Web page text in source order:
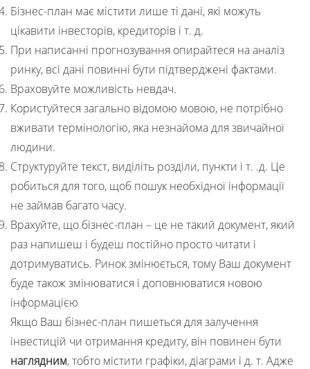
Бізнес-план має містити лише ті дані, які можуть
цікавити інвесторів, кредиторів і т. д.
При написанні прогнозування опирайтеся на аналіз
ринку, всі дані повинні бути підтверджені фактами.
Враховуйте можливість невдач.
Користуйтеся загально відомою мовою, не потрібно
вживати термінологію, яка незнайома для звичайної
людини.
Структуруйте текст, виділіть розділи, пункти і т. .д. Це
робиться для того, щоб пошук необхідної інформації
не займав багато часу.
Врахуйте, що бізнес-план – це не такий документ, який
раз напишеш і будеш постійно просто читати і
дотримуватись. Ринок змінюється, тому Ваш документ
буде також змінюватися і доповнюватися новою
інформацією
Якщо Ваш бізнес-план пишеться для залучення
інвестицій чи отримання кредиту, він повинен бути
наглядним, тобто містити графіки, діаграми і д. т. Адже